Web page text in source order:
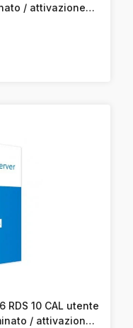
/ attivazione
RDS 10 CAL utente
/ attivazione